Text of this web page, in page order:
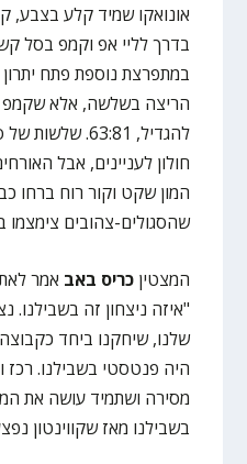
אונואקו שמיד קלע בצבע,
בדרך לליי אפ וקמפ בסל
הריצה בשלשה, אלא שקמפ
להגדיל, 63:81.
חולון לעניינים, אבל
שהסגולים-צהובים צימצמו
המצטיןכריס באב אמר
"איזה ניצחון זה בשבילנו.
שלנו, שיחקנו ביחד
היה פנטסטי בשבילנו. רכז
מסירה ושתמיד עושה את
בשבילנו מאז שקווינטון